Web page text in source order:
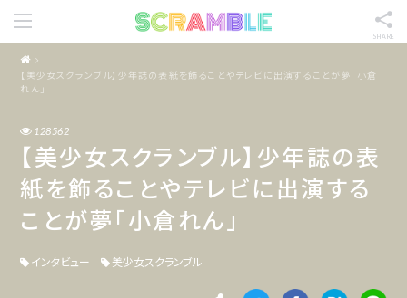
SHARE
【美少女スクランブル】少年誌の表紙を飾ることやテレビに出演することが夢「小倉
れん︎」
128562
【美少女スクランブル】少年誌の表
紙を飾ることやテレビに出演する
ことが夢「小倉れん︎」
インタビュー 美少女スクランブル